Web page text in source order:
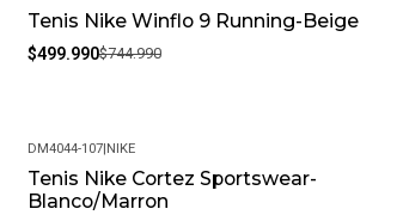
-33%
Tenis Nike Winflo 9 Running-Beige
$499.990$744.990
-20%
DM4044-107|NIKE
Tenis Nike Cortez Sportswear-
Blanco/Marron